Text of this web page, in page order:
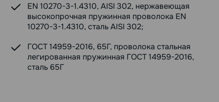
EN 10270-3-1.4310, AISI 302, нержавеющая
высокопрочная пружинная проволока EN
10270-3-1.4310, сталь AISI 302;
ГОСТ 14959-2016, 65Г, проволока стальная
легированная пружинная ГОСТ 14959-2016,
сталь 65Г